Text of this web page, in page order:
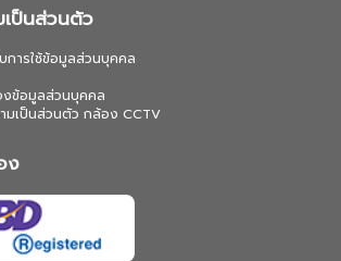
เป็นส่วนตัว
การใช้ข้อมูลส่วนบุคคล
งข้อมูลส่วนบุคคล
มเป็นส่วนตัว กล้อง CCTV
ง